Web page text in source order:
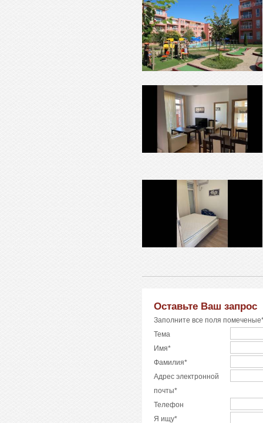
Оставьте Ваш запрос
Заполните все поля
Тема
Имя*
Фамилия*
Адрес электронной
почты*
Телефон
Я ищу*